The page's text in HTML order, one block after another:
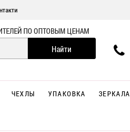
ПО ОПТОВЫМ ЦЕНАМ
ЧЕХЛЫ УПАКОВКА ЗЕРКАЛА